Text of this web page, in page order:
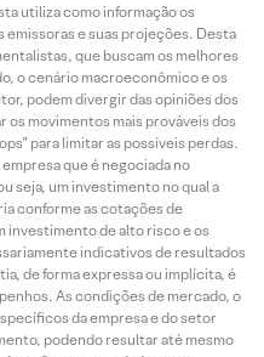
utiliza como informação os
emissoras e suas projeções. Desta
que buscam os melhores
o cenário macroeconômico e os
podem divergir das opiniões dos
movimentos mais prováveis dos
para limitar as possíveis perdas.
que é negociada no
seja, um investimento no qual a
conforme as cotações de
investimento de alto risco e os
indicativos de resultados
de forma expressa ou implícita, é
As condições de mercado, o
da empresa e do setor
podendo resultar até mesmo